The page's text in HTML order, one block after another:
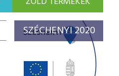
SZÉCHENYI 2020